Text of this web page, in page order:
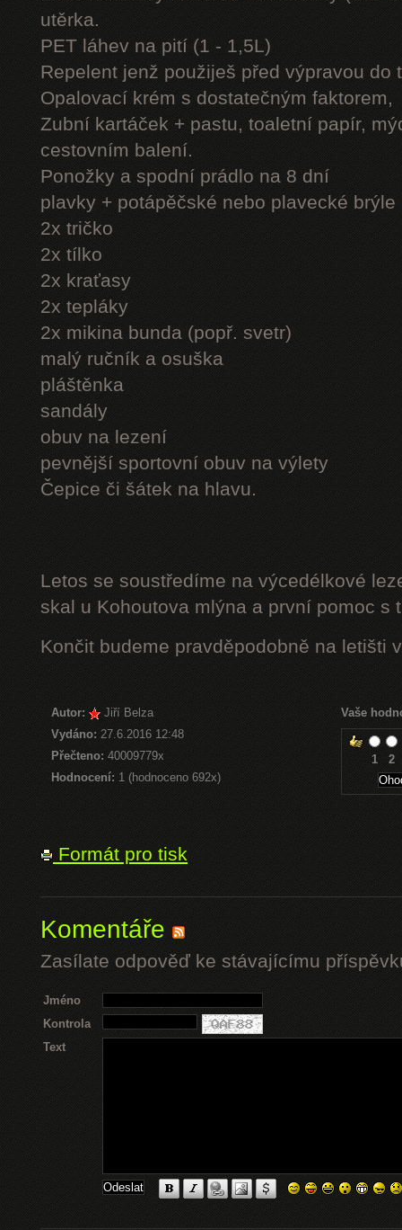
utěrka.
PET láhev na pití (1 - 1,5L)
Repelent jenž použiješ před výpravou do
Opalovací krém s dostatečným faktorem,
Zubní kartáček + pastu, toaletní papír,
cestovním balení.
Ponožky a spodní prádlo na 8 dní
plavky + potápěčské nebo plavecké brýle
2x tričko
2x tílko
2x kraťasy
2x tepláky
2x mikina bunda (popř. svetr)
malý ručník a osuška
pláštěnka
sandály
obuv na lezení
pevnější sportovní obuv na výlety
Čepice či šátek na hlavu.
Letos se soustředíme na výcedélkové
skal u Kohoutova mlýna a první pomoc s
Končit budeme pravděpodobně na letišti
Autor:
Jiří Belza
Vydáno: 27.6.2016 12:48
Přečteno:40009779x
Hodnocení: 1 (hodnoceno 692x)
Vaše
1 2
Formát pro tisk
Komentáře
Zasílate odpověď ke stávajícímu
Jméno
Kontrola
Text